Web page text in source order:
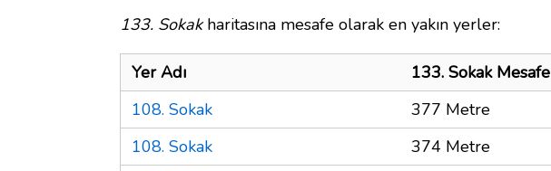
133. Sokakharitasına mesafe olarak en yakın yerler:
Yer Adı
133. Sokak Mesafe
108. Sokak
377 Metre
108. Sokak
374 Metre